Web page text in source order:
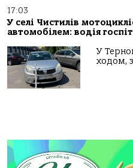
17:03
У селі Чистилів
автомобілем: водія
У
ходом,